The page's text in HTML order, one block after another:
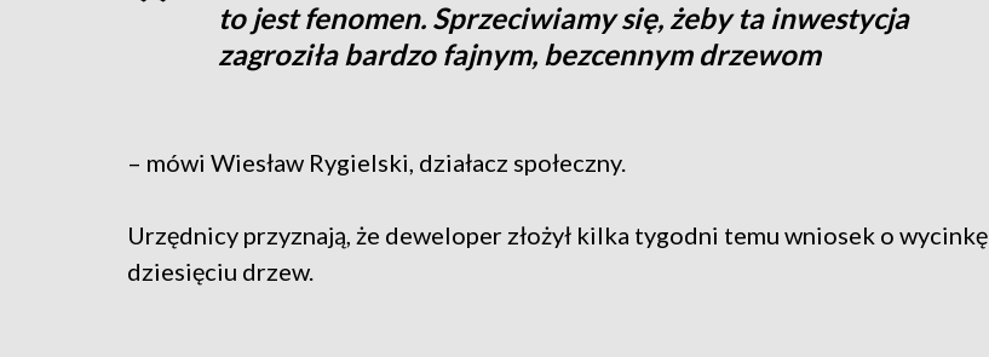
to jest fenomen. Sprzeciwiamy się, żeby ta inwestycja
zagroziła bardzo fajnym, bezcennym drzewom
– mówi Wiesław Rygielski, działacz społeczny.
Urzędnicy przyznają, że deweloper złożył kilka tygodni temu wniosek o wycinkę
dziesięciu drzew.